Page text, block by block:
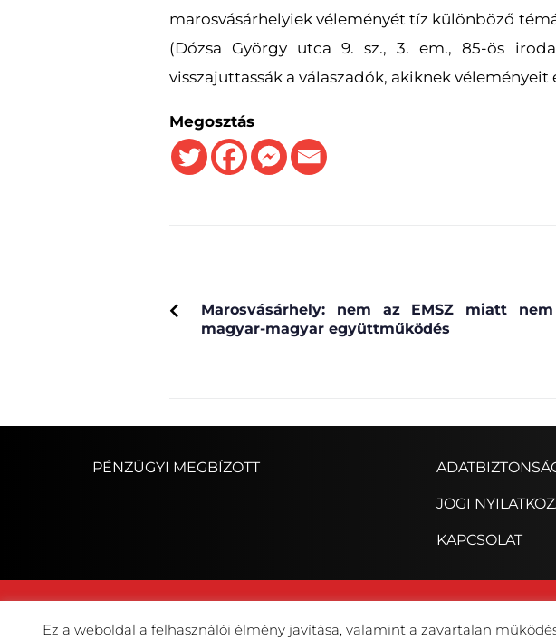
marosvásárhelyiek véleményét tíz különböző
(Dózsa György utca 9. sz., 3. em., 85-ös
visszajuttassák a válaszadók, akiknek
Megosztás
Marosvásárhely: nem az EMSZ miatt
magyar-magyar együttműködés
PÉNZÜGYI MEGBÍZOTT
JOGI
KAPCSOLAT
Ez a weboldal a felhasználói élmény javítása, valamint a zavartalan